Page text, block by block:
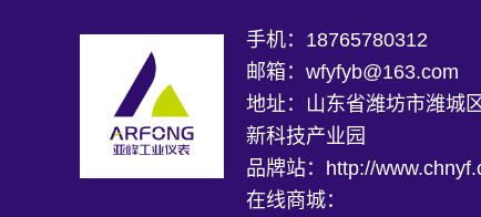
手机：18765780312
邮箱：wfyfyb@163.com
地址：山东省潍坊市潍城
新科技产业园
品牌站： http://
在线商城：